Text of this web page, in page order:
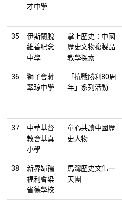
才中學
35
伊斯蘭脫
維善紀念
中學
掌上歷史：中國
歷史文物複製品
教學探索
36
獅子會蔣
翠琼中學
「抗戰勝利80周
年」系列活動
37
中華基督
教會基真
小學
童心共讀中國歷
史人物
38
新界婦孺
福利會梁
省德學校
馬灣歷史文化一
天團